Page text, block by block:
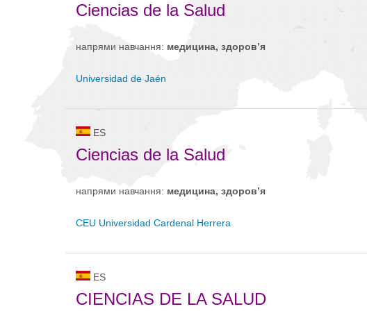
Ciencias de la Salud
напрями навчання: медицина, здоров’я
Universidad de Jaén
ES
Ciencias de la Salud
напрями навчання: медицина, здоров’я
CEU Universidad Cardenal Herrera
ES
CIENCIAS DE LA SALUD